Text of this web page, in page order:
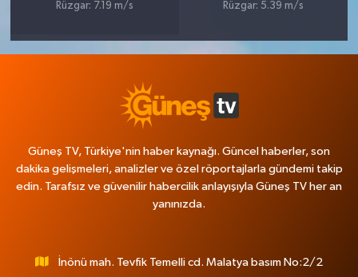
Rüzgar: 7.19 m/s
Rüzgar: 5.39 m/s
Güneş TV, Türkiye'nin haber kaynağı. Güncel haberler, son
dakika gelişmeleri, analizler ve özel röportajlarla gündemi takip
edin. Tarafsız ve güvenilir habercilik anlayışıyla Güneş TV her an
yanınızda.
İnönü mah. Tevfik Temelli cd. Malatya basım No:2/2